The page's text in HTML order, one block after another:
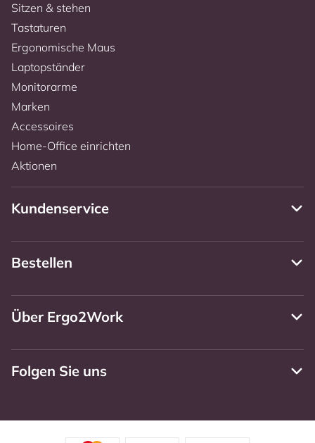
Sitzen & stehen
Tastaturen
Ergonomische Maus
Laptopständer
Monitorarme
Marken
Accessoires
Home-Office einrichten
Aktionen
Kundenservice
Bestellen
Über Ergo2Work
Folgen Sie uns